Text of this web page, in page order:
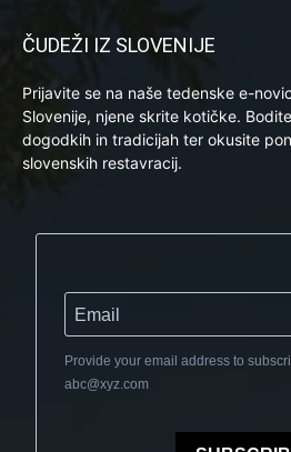
ČUDEŽI IZ SLOVENIJE
Prijavite se na naše tedenske e-
Slovenije, njene skrite kotičke.
dogodkih in tradicijah ter okusite
slovenskih restavracij.
Provide your email address to
abc@xyz.com